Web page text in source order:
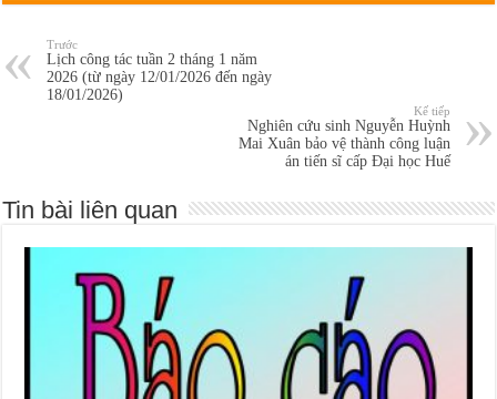
Trước
Lịch công tác tuần 2 tháng 1 năm
2026 (từ ngày 12/01/2026 đến ngày
18/01/2026)
Kế tiếp
Nghiên cứu sinh Nguyễn Huỳnh
Mai Xuân bảo vệ thành công luận
án tiến sĩ cấp Đại học Huế
Tin bài liên quan